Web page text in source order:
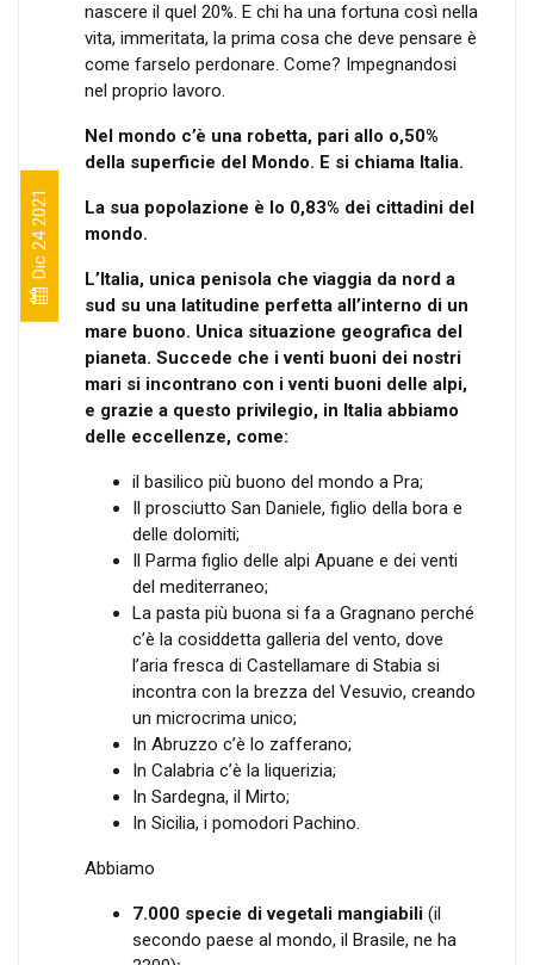
Dic 24 2021
nascere il quel 20%. E chi ha una fortuna così nella
vita, immeritata, la prima cosa che deve pensare è
come farselo perdonare. Come? Impegnandosi
nel proprio lavoro.
Nel mondo c’è una robetta, pari allo o,50%
della superficie del Mondo. E si chiama Italia.
La sua popolazione è lo 0,83% dei cittadini del
mondo.
L’Italia, unica penisola che viaggia da nord a
sud su una latitudine perfetta all’interno di un
mare buono. Unica situazione geografica del
pianeta. Succede che i venti buoni dei nostri
mari si incontrano con i venti buoni delle alpi,
e grazie a questo privilegio, in Italia abbiamo
delle eccellenze, come:
il basilico più buono del mondo a Pra;
Il prosciutto San Daniele, figlio della bora e
delle dolomiti;
Il Parma figlio delle alpi Apuane e dei venti
del mediterraneo;
La pasta più buona si fa a Gragnano perché
c’è la cosiddetta galleria del vento, dove
l’aria fresca di Castellamare di Stabia si
incontra con la brezza del Vesuvio, creando
un microcrima unico;
In Abruzzo c’è lo zafferano;
In Calabria c’è la liquerizia;
In Sardegna, il Mirto;
In Sicilia, i pomodori Pachino.
Abbiamo
7.000 specie di vegetali mangiabili (il
secondo paese al mondo, il Brasile, ne ha